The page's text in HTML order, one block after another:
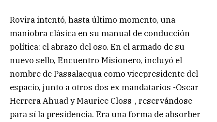
Rovira intentó, hasta último momento, una
maniobra clásica en su manual de conducción
política: el abrazo del oso. En el armado de su
nuevo sello, Encuentro Misionero, incluyó el
nombre de Passalacqua como vicepresidente del
espacio, junto a otros dos ex mandatarios -Oscar
Herrera Ahuad y Maurice Closs-, reservándose
para sí la presidencia. Era una forma de absorber